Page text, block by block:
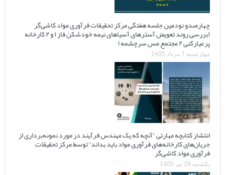
چهارصدو نودمین جلسه هفتگی مرکز تحقیقات فرآوری مواد کاشی‌گر
(بررسی روند تعویض آسترهای آسیاهای نیمه خودشکن فاز ۱ و ۲ کارخانه
پرعیارکنی ۲ مجتمع مس سرچشمه)
چهارشنبه 7 مرداد 1405
انتشار کتابچه مهارتی “آنچه که یک مهندس فرآیند در مورد نمونه‌برداری از
جریان‌های کارخانه‌های فرآوری مواد باید بداند” توسط مرکز تحقیقات
فرآوری مواد کاشی‌گر
یکشنبه 28 تیر 1405